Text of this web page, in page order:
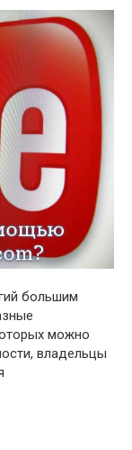
большим
можно
владельцы